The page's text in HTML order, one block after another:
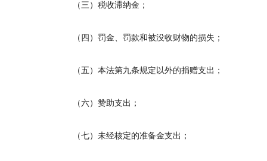
（三）税收滞纳金；
（四）罚金、罚款和被没收财物的损失；
（五）本法第九条规定以外的捐赠支出；
（六）赞助支出；
（七）未经核定的准备金支出；